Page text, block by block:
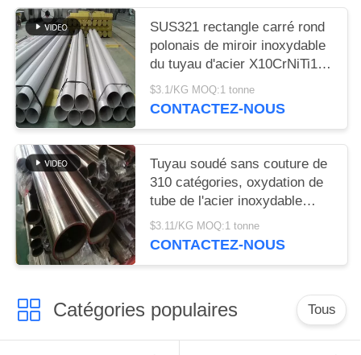
SUS321 rectangle carré rond
polonais de miroir inoxydable
du tuyau d'acier X10CrNiTi189
321
$3.1/KG MOQ:1 tonne
CONTACTEZ-NOUS
Tuyau soudé sans couture de
310 catégories, oxydation de
tube de l'acier inoxydable
310s résistante
$3.11/KG MOQ:1 tonne
CONTACTEZ-NOUS
Catégories populaires Tous